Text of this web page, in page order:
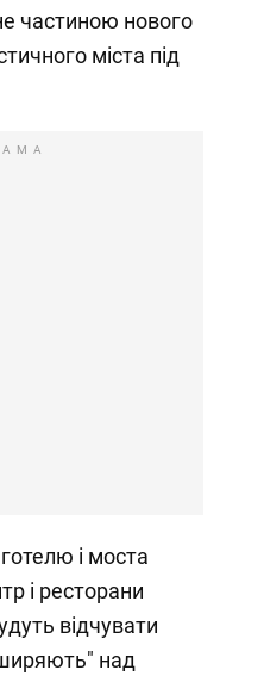
частиною нового
міста під
і моста
і ресторани
відчувати
над